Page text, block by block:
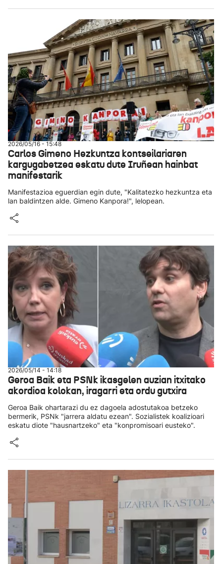
2026/05/16 - 15:48
Carlos Gimeno Hezkuntza kontseilariaren
kargugabetzea eskatu dute Iruñean hainbat
manifestarik
Manifestazioa eguerdian egin dute, "Kalitatezko hezkuntza eta
lan baldintzen alde. Gimeno Kanpora!", lelopean.
2026/05/14 - 14:18
Geroa Baik eta PSNk ikasgelen auzian itxitako
akordioa kolokan, iragarri eta ordu gutxira
Geroa Baik ohartarazi du ez dagoela adostutakoa betzeko
bermerik, PSNk "jarrera aldatu ezean". Sozialistek koalizioari
eskatu diote "hausnartzeko" eta "konpromisoari eusteko".